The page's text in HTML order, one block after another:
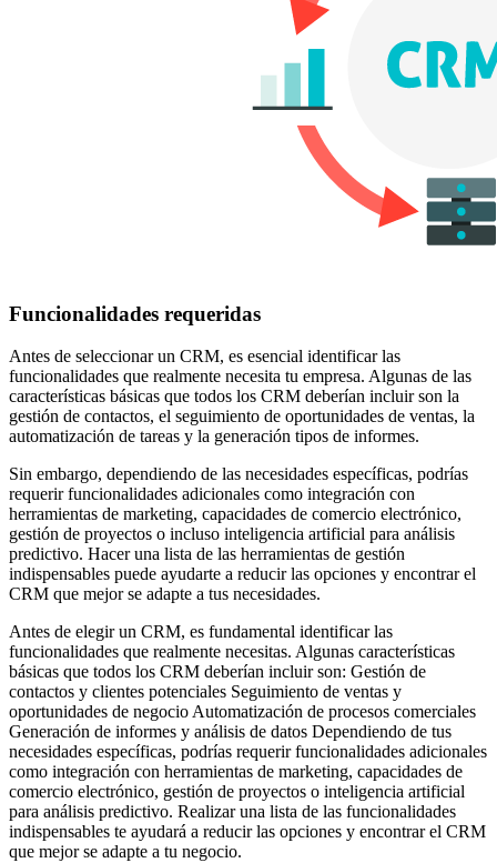
Funcionalidades requeridas
Antes de seleccionar un CRM, es esencial identificar las
funcionalidades que realmente necesita tu empresa. Algunas de las
características básicas que todos los CRM deberían incluir son la
gestión de contactos, el seguimiento de oportunidades de ventas, la
automatización de tareas y la generación tipos de informes.
Sin embargo, dependiendo de las necesidades específicas, podrías
requerir funcionalidades adicionales como integración con
herramientas de marketing, capacidades de comercio electrónico,
gestión de proyectos o incluso inteligencia artificial para análisis
predictivo. Hacer una lista de las herramientas de gestión
indispensables puede ayudarte a reducir las opciones y encontrar el
CRM que mejor se adapte a tus necesidades.
Antes de elegir un CRM, es fundamental identificar las
funcionalidades que realmente necesitas. Algunas características
básicas que todos los CRM deberían incluir son: Gestión de
contactos y clientes potenciales Seguimiento de ventas y
oportunidades de negocio Automatización de procesos comerciales
Generación de informes y análisis de datos Dependiendo de tus
necesidades específicas, podrías requerir funcionalidades adicionales
como integración con herramientas de marketing, capacidades de
comercio electrónico, gestión de proyectos o inteligencia artificial
para análisis predictivo. Realizar una lista de las funcionalidades
indispensables te ayudará a reducir las opciones y encontrar el CRM
que mejor se adapte a tu negocio.